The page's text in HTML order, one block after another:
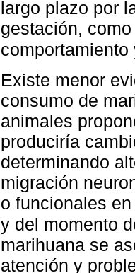
largo plazo por
gestación,
Existe menor
consumo de
animales
produciría
determinando
migración
o funcionales
y del momento
marihuana se
atención y